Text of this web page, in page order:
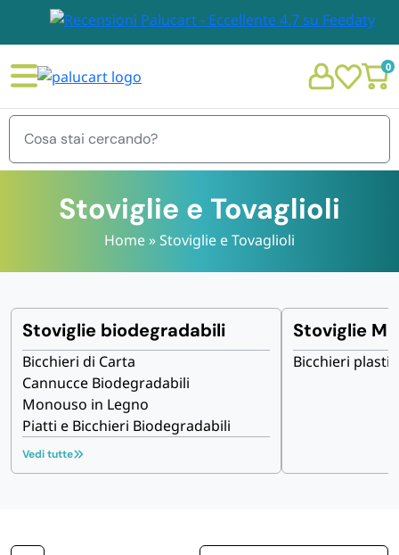
0
Menu
IMBALLAGGIO E CANCELLERIA
IGIENE E PULIZIA
Personalizzazione Monouso
Stoviglie e Tovaglioli
Home » Stoviglie e Tovaglioli
Stoviglie biodegradabili
Bicchieri di Carta
Cannucce Biodegradabili
Monouso in Legno
Piatti e Bicchieri Biodegradabili
Vedi tutte
Stoviglie
Bicchieri